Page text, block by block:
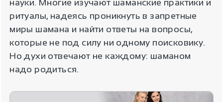
науки. Многие изучают шаманские практики и
ритуалы, надеясь проникнуть в запретные
миры шамана и найти ответы на вопросы,
которые не под силу ни одному поисковику.
Но духи отвечают не каждому: шаманом
надо родиться.